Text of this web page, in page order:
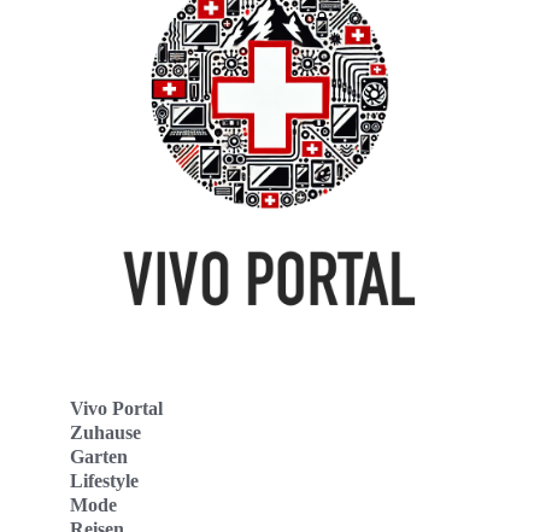
Vivo Portal
Zuhause
Garten
Lifestyle
Mode